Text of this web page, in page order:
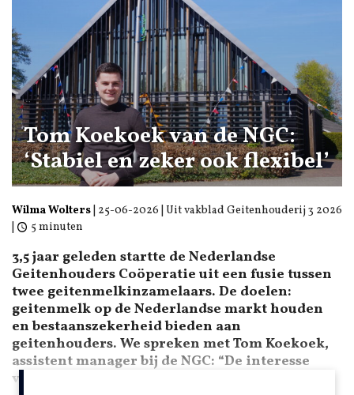
Tom Koekoek van de NGC:
‘Stabiel en zeker ook flexibel’
Wilma Wolters 25-06-2026 | Uit vakblad Geitenhouderij 3 2026
5 minuten
3,5 jaar geleden startte de Nederlandse
Geitenhouders Coöperatie uit een fusie tussen
twee geitenmelkinzamelaars. De doelen:
geitenmelk op de Nederlandse markt houden
en bestaanszekerheid bieden aan
geitenhouders. We spreken met Tom Koekoek,
assistent manager bij de NGC: “De interesse
voor geitenzuivel blijft groeien.”